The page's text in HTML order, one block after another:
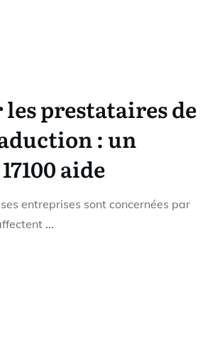
prestataires de
: un
aide
entreprises sont concernées par
...